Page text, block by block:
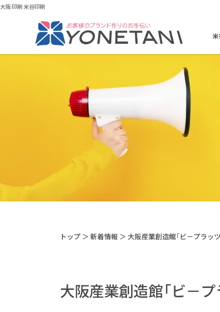
大阪 印刷 米谷印刷
米
トップ ＞ 新着情報 ＞ 大阪産業創造館「ビ－プラッ
大阪産業創造館「ビ－